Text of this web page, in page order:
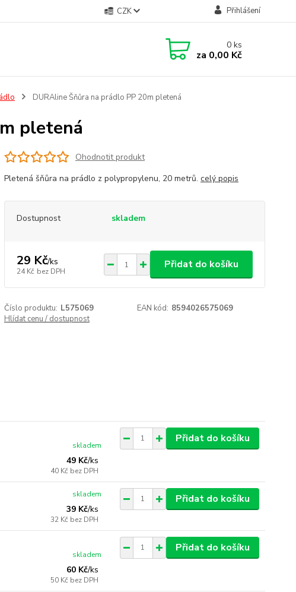
CZK Přihlášení
0ks
za 0,00 Kč
DURAline Šňůra na prádlo PP 20m pletená
pletená
Ohodnotit produkt
Pletená šňůra na prádlo z polypropylenu, 20 metrů. celý popis
Dostupnost skladem
29 Kč/ks
24 Kč bez DPH
Přidat do košíku
Číslo produktu: L575069 EAN kód: 8594026575069
Hlídat cenu / dostupnost
49 Kč/ks
40 Kč bez DPH
skladem
Přidat do košíku
39 Kč/ks
32 Kč bez DPH
skladem Přidat do košíku
60 Kč/ks
50 Kč bez DPH
skladem
Přidat do košíku